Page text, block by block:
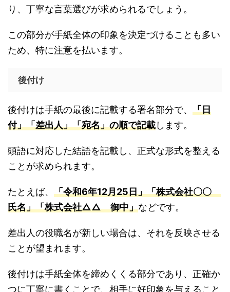
り、丁寧な言葉選びが求められるでしょう。
この部分が手紙全体の印象を決定づけることも多い
ため、特に注意を払います。
後付け
後付けは手紙の最後に記載する署名部分で、 「日
付」「差出人」「宛名」の順で記載します。
頭語に対応した結語を記載し、正式な形式を整える
ことが求められます。
たとえば、 「令和6年12月25日」「株式会社〇〇
氏名」「株式会社△△ 御中」などです。
差出人の役職名が新しい場合は、それを反映させる
ことが望まれます。
後付けは手紙全体を締めくくる部分であり、正確か
つに丁寧に書くことで、相手に好印象を与えること